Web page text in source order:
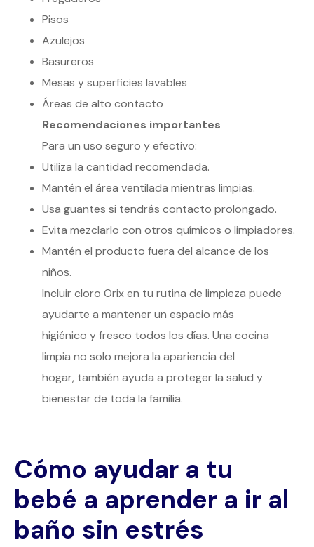
Pisos
Azulejos
Basureros
Mesas y superficies lavables
Áreas de alto contacto
Recomendaciones importantes
Para un uso seguro y efectivo:
Utiliza la cantidad recomendada.
Mantén el área ventilada mientras limpias.
Usa guantes si tendrás contacto prolongado.
Evita mezclarlo con otros químicos o limpiadores.
Mantén el producto fuera del alcance de los
niños.
Incluir cloro Orix en tu rutina de limpieza puede
ayudarte a mantener un espacio más
higiénico y fresco todos los días. Una cocina
limpia no solo mejora la apariencia del
hogar, también ayuda a proteger la salud y
bienestar de toda la familia.
Cómo ayudar a tu
bebé a aprender a ir al
baño sin estrés